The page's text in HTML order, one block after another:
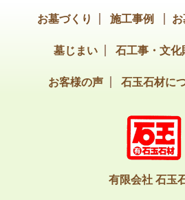
お墓づくり 施工事例
墓じまい 石工事・文化
お客様の声 石玉石材に
有限会社 石玉